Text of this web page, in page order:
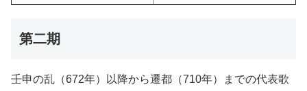
第二期
壬申の乱（672年）以降から遷都（710年）までの代表歌